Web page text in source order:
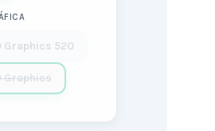
Graphics 520
Graphics